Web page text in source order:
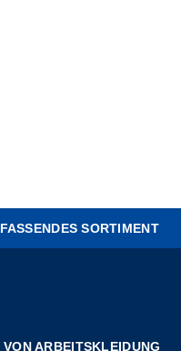
SORTIMENT
ARBEITSKLEIDUNG